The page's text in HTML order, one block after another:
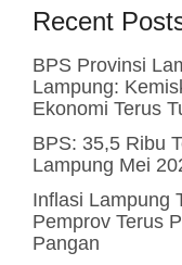
Recent
BPS Provinsi
Lampung:
Ekonomi Terus
BPS: 35,5 Ribu
Lampung Mei
Inflasi Lampung
Pemprov Terus
Pangan